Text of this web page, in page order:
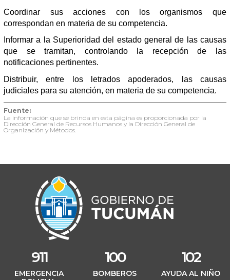
Coordinar sus acciones con los organismos que
correspondan en materia de su competencia.
Informar a la Superioridad del estado general de las causas
que se tramitan, controlando la recepción de las
notificaciones pertinentes.
Distribuir, entre los letrados apoderados, las causas
judiciales para su atención, en materia de su competencia.
Fuente:
La información que se brinda en esta página es proporcionada por la
Dirección General de Recursos Humanos y la Dirección General de
Organización y Métodos.
911
EMERGENCIA
100
BOMBEROS
102
AYUDA AL NIÑO